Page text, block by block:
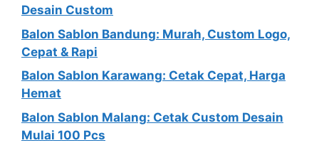
Desain Custom
Balon Sablon Bandung: Murah, Custom Logo,
Cepat & Rapi
Balon Sablon Karawang: Cetak Cepat, Harga
Hemat
Balon Sablon Malang: Cetak Custom Desain
Mulai 100 Pcs